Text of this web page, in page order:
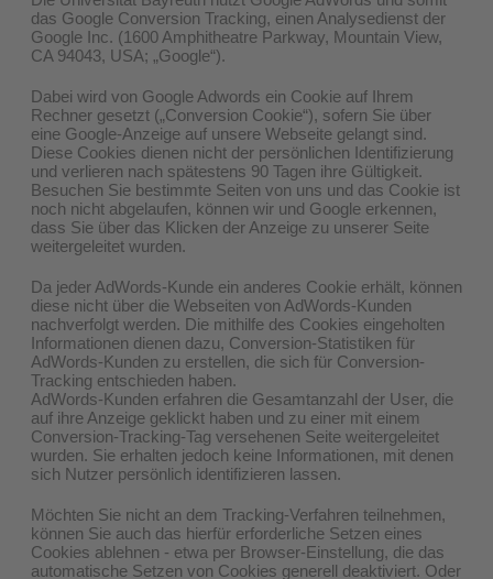
das Google Conversion Tracking, einen Analysedienst der
Google Inc. (1600 Amphitheatre Parkway, Mountain View,
CA 94043, USA; „Google“).
Dabei wird von Google Adwords ein Cookie auf Ihrem
Rechner gesetzt („Conversion Cookie“), sofern Sie über
eine Google-Anzeige auf unsere Webseite gelangt sind.
Diese Cookies dienen nicht der persönlichen Identifizierung
und verlieren nach spätestens 90 Tagen ihre Gültigkeit.
Besuchen Sie bestimmte Seiten von uns und das Cookie ist
noch nicht abgelaufen, können wir und Google erkennen,
dass Sie über das Klicken der Anzeige zu unserer Seite
weitergeleitet wurden.
Da jeder AdWords-Kunde ein anderes Cookie erhält, können
diese nicht über die Webseiten von AdWords-Kunden
nachverfolgt werden. Die mithilfe des Cookies eingeholten
Informationen dienen dazu, Conversion-Statistiken für
AdWords-Kunden zu erstellen, die sich für Conversion-
Tracking entschieden haben.
AdWords-Kunden erfahren die Gesamtanzahl der User, die
auf ihre Anzeige geklickt haben und zu einer mit einem
Conversion-Tracking-Tag versehenen Seite weitergeleitet
wurden. Sie erhalten jedoch keine Informationen, mit denen
sich Nutzer persönlich identifizieren lassen.
Möchten Sie nicht an dem Tracking-Verfahren teilnehmen,
können Sie auch das hierfür erforderliche Setzen eines
Cookies ablehnen - etwa per Browser-Einstellung, die das
automatische Setzen von Cookies generell deaktiviert. Oder